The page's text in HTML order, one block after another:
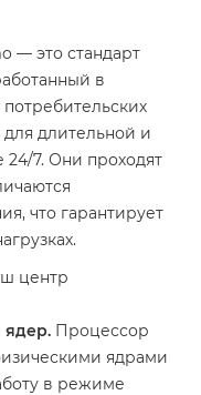
— это стандарт
в
для длительной и
7. Они проходят
что гарантирует
центр
ядер. Процессор
ядрами
в режиме